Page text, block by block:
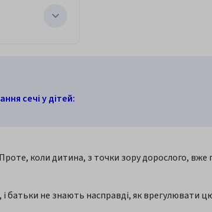
сечі у дітей:
коли дитина, з точки зору дорослого, вже
батьки не знають насправді, як врегулювати